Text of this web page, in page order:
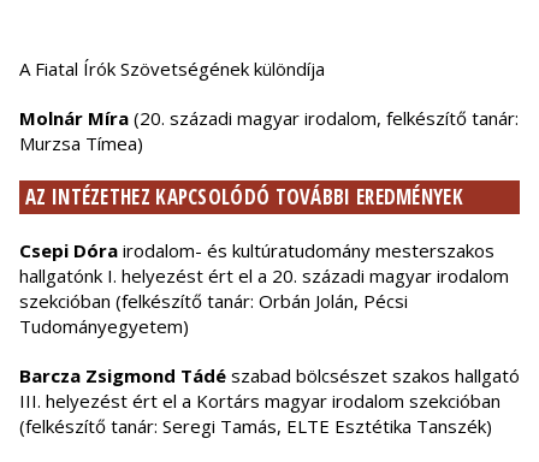
A Fiatal Írók Szövetségének különdíja
Molnár Míra (20. századi magyar irodalom, felkészítő tanár:
Murzsa Tímea)
AZ INTÉZETHEZ KAPCSOLÓDÓ TOVÁBBI EREDMÉNYEK
Csepi Dóra irodalom- és kultúratudomány mesterszakos
hallgatónk I. helyezést ért el a 20. századi magyar irodalom
szekcióban (felkészítő tanár: Orbán Jolán, Pécsi
Tudományegyetem)
Barcza Zsigmond Tádé szabad bölcsészet szakos hallgató
III. helyezést ért el a Kortárs magyar irodalom szekcióban
(felkészítő tanár: Seregi Tamás, ELTE Esztétika Tanszék)